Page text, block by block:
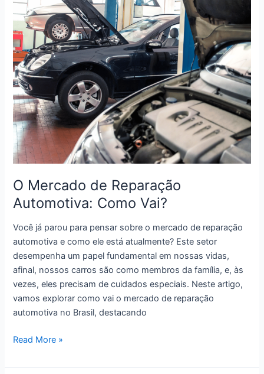
Automotiva
nos
Últimos
Anos
O Mercado de Reparação
Automotiva: Como Vai?
Você já parou para pensar sobre o mercado de reparação
automotiva e como ele está atualmente? Este setor
desempenha um papel fundamental em nossas vidas,
afinal, nossos carros são como membros da família, e, às
vezes, eles precisam de cuidados especiais. Neste artigo,
vamos explorar como vai o mercado de reparação
automotiva no Brasil, destacando
O
de
Read More »